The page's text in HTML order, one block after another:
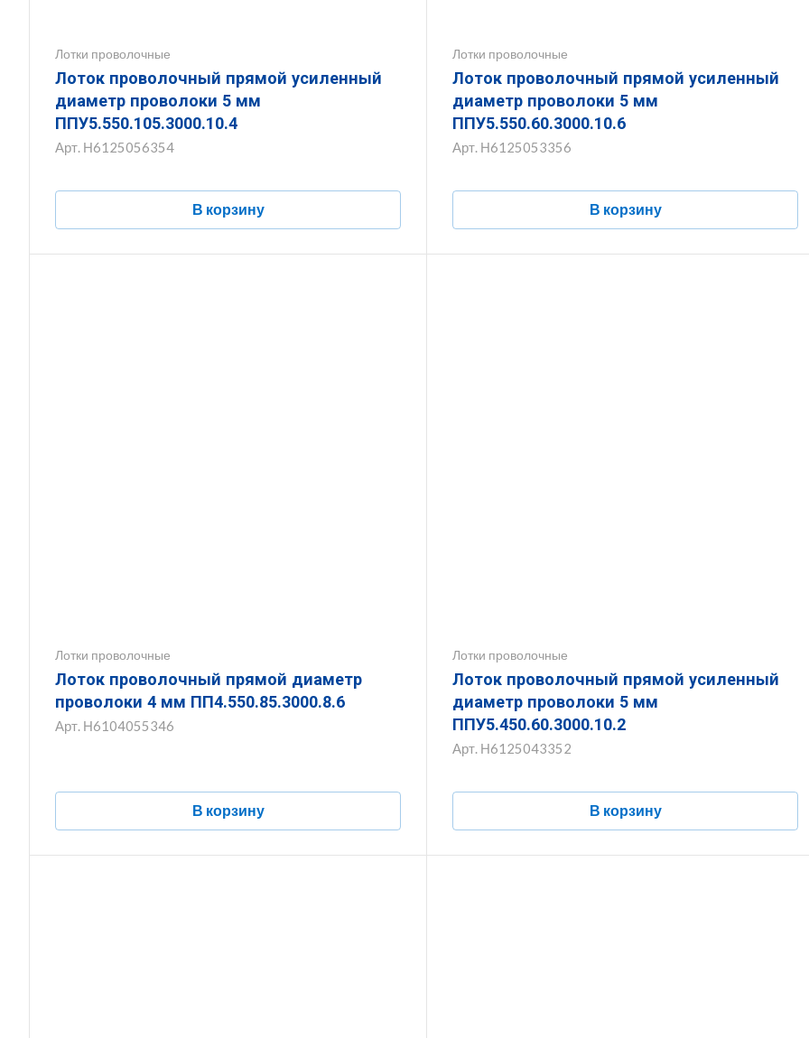
Лотки проволочные
Лоток проволочный прямой усиленный
диаметр проволоки 5 мм
ППУ5.550.105.3000.10.4
Арт. Н6125056354
В корзину
Лотки проволочные
Лоток проволочный прямой усиленный
диаметр проволоки 5 мм
ППУ5.550.60.3000.10.6
Арт. Н6125053356
В корзину
Лотки проволочные
Лоток проволочный прямой диаметр
проволоки 4 мм ПП4.550.85.3000.8.6
Арт. Н6104055346
В корзину
Лотки проволочные
Лоток проволочный прямой усиленный
диаметр проволоки 5 мм
ППУ5.450.60.3000.10.2
Арт. Н6125043352
В корзину